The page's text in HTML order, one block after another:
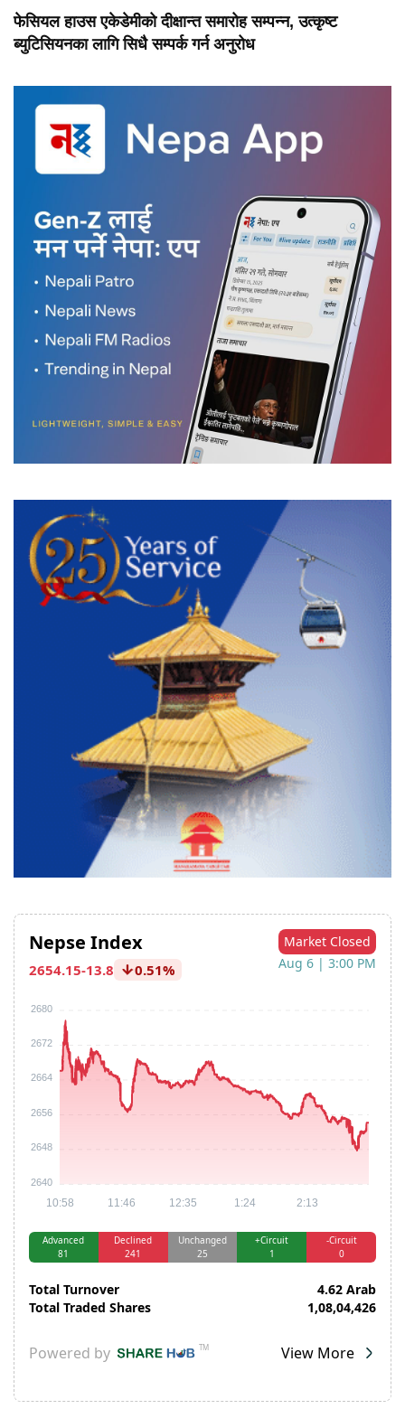
फेसियल हाउस एकेडेमीको दीक्षान्त समारोह सम्पन्न, उत्कृष्ट
ब्युटिसियनका लागि सिधै सम्पर्क गर्न अनुरोध